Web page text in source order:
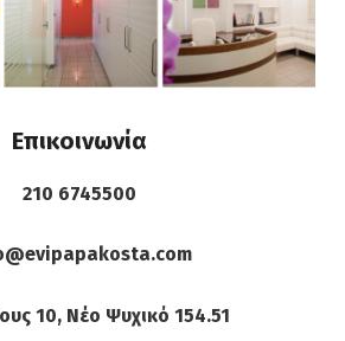
Επικοινωνία
210 6745500
10, Νέο Ψυχικό 154.51